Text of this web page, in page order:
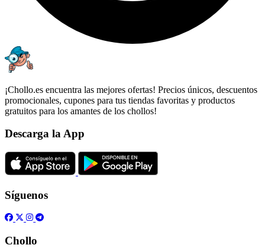
¡Chollo.es encuentra las mejores ofertas! Precios únicos, descuentos
promocionales, cupones para tus tiendas favoritas y productos
gratuitos para los amantes de los chollos!
Descarga la App
Síguenos
Chollo